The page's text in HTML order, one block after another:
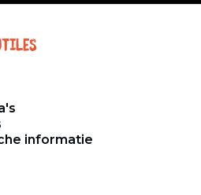
informatie